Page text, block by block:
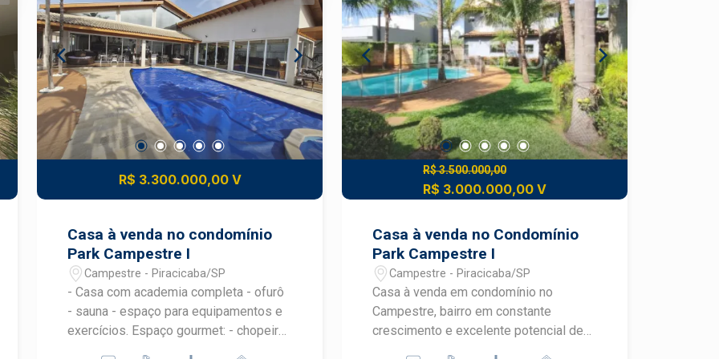
para seus veículos. - Área Útil: 903,70
m², ideal para acomodar todos os seus
sonhos e projetos. - Área Construída:
903,70 m², com ambientes bem
distribuídos e iluminados. - Área do
Terreno: 2.462,95 m², espaço suficiente
para lazer, jardinagem e até mesmo a
construção de uma piscina. Destaques:
Santa Cecília, próximo a escolas,
centro da cidade. - Ambientes amplos e
arejados, com possibilidade de
personalização conforme seu gosto. -
Quintal espaçoso, perfeito para
momentos de descontração e
confraternização com amigos e
Fotovoltaico, Painéis solares que
proporcionam economia de energia e
respeito ao meio ambiente e aquecedor
Solar eficiente que contribui para o
aquecimento da água da casa. -Esta
residência é uma oportunidade única de
viver com qualidade em um dos
melhores condomínios da região.
Agende uma visita e venha conhecer
seu novo lar!
R$ 3.300.000,00 V
Casa à venda no condomínio
Park Campestre I
Campestre - Piracicaba/SP
- Casa com academia completa - ofurô
- sauna - espaço para equipamentos e
exercícios. Espaço gourmet: - chopeira
R$ 3.500.000,00
R$ 3.000.000,00 V
Casa à venda no Condomínio
Park Campestre I
Campestre - Piracicaba/SP
Casa à venda em condomínio no
Campestre, bairro em constante
crescimento e excelente potencial de